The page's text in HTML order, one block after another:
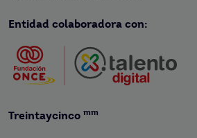
Entidad colaboradora con:
Treintaycinco mm